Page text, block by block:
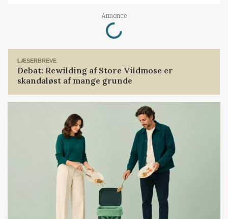
Annonce
Loading...
LÆSERBREVE
Debat: Rewilding af Store Vildmose er
skandaløst af mange grunde